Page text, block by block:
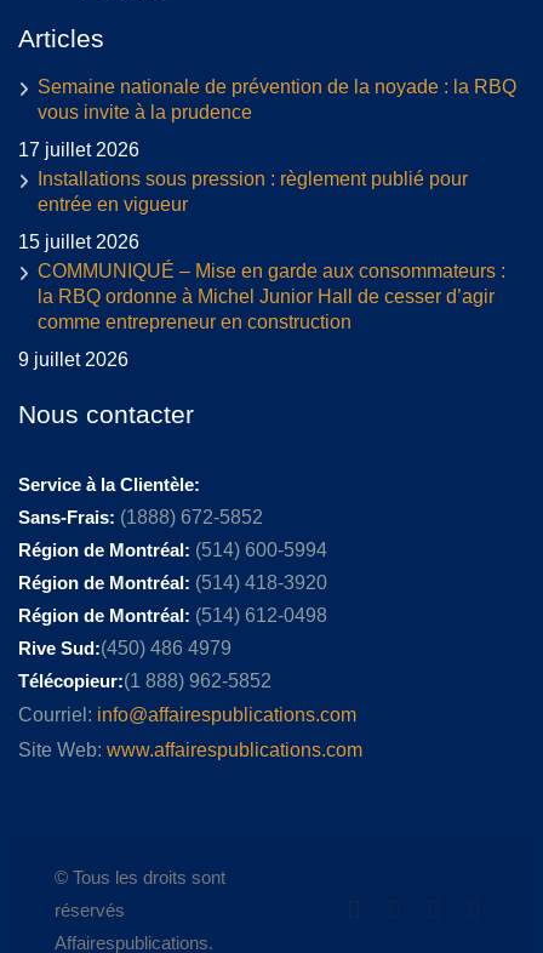
Articles
Semaine nationale de prévention de la noyade : la RBQ
vous invite à la prudence
17 juillet 2026
Installations sous pression : règlement publié pour
entrée en vigueur
15 juillet 2026
COMMUNIQUÉ – Mise en garde aux consommateurs :
la RBQ ordonne à Michel Junior Hall de cesser d’agir
comme entrepreneur en construction
9 juillet 2026
Nous contacter
Service à la Clientèle:
Sans-Frais: (1888) 672-5852
Région de Montréal: (514) 600-5994
Région de Montréal: (514) 418-3920
Région de Montréal: (514) 612-0498
Rive Sud:(450) 486 4979
Télécopieur:(1 888) 962-5852
Courriel: info@affairespublications.com
Site Web: www.affairespublications.com
© Tous les droits sont
réservés
Affairespublications.